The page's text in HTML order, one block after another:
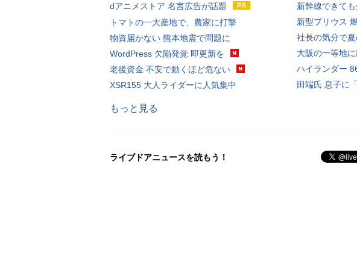
dアニメストア 名言広告が話題
トマトの一大産地で、農家に打撃
物資届かない 熊本地震で問題に
WordPress 欠陥発覚 即更新を
老後資金 不安で動くほど危ない
XSR155 大人ライダーに人気集中
新幹線できて
新型プリウス
社長の気分で
大阪の一等地
ハイランダー
田端氏 息子に
もっと見る
ライブドアニュースを読もう！